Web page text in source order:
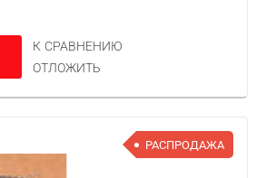
К СРАВНЕНИЮ
ОТЛОЖИТЬ
РАСПРОДАЖА